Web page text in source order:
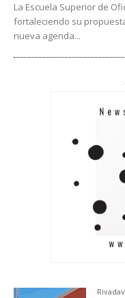
La Escuela Superior de
fortaleciendo su
nueva agenda...